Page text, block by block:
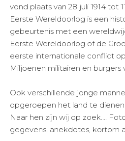
vond plaats van 28 juli 1914 tot
Eerste Wereldoorlog is een
gebeurtenis met een
Eerste Wereldoorlog of de
eerste internationale conflict
Miljoenen militairen en
Ook verschillende jonge
opgeroepen het land te dienen.
Naar hen zijn wij op zoek….
gegevens, anekdotes, kortom